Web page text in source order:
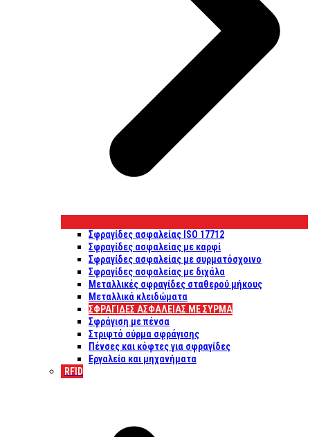
Σφραγίδες ασφαλείας ISO 17712
Σφραγίδες ασφαλείας με καρφί
Σφραγίδες ασφαλείας με συρματόσχοινο
Σφραγίδες ασφαλείας με διχάλα
Μεταλλικές σφραγίδες σταθερού μήκους
Μεταλλικά κλειδώματα
ΣΦΡΑΓΊΔΕΣ ΑΣΦΑΛΕΊΑΣ ΜΕ ΣΎΡΜΑ
Σφράγιση με πένσα
Στριφτό σύρμα σφράγισης
Πένσες και κόφτες για σφραγίδες
Εργαλεία και μηχανήματα
RFID